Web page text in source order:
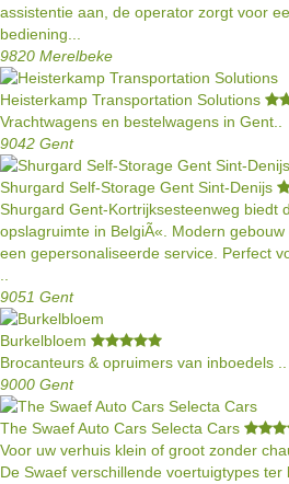
assistentie aan, de operator zorgt voor
bediening...
9820 Merelbeke
Heisterkamp Transportation Solutions
Vrachtwagens en bestelwagens in Gent..
9042 Gent
Shurgard Self-Storage Gent Sint-Denijs
Shurgard Gent-Kortrijksesteenweg biedt
opslagruimte in BelgiÃ«. Modern
een gepersonaliseerde service. Perfect
9051 Gent
Burkelbloem
Brocanteurs & opruimers van inboedels ..
9000 Gent
The Swaef Auto Cars Selecta Cars
Voor uw verhuis klein of groot zonder
De Swaef verschillende voertuigtypes ter